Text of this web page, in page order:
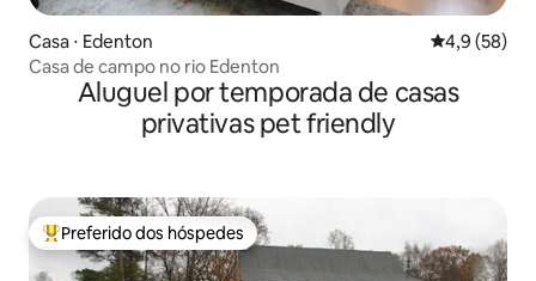
Casa ⋅ Edenton 4,9 de uma
4,9 (58)
Casa de campo no rio Edenton
Aluguel por temporada de casas
privativas pet friendly
Entre os melhores preferidos dos hóspedes
Preferido dos hóspedes